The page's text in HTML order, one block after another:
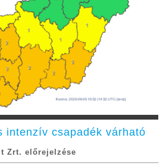
intenzív csapadék várható
Zrt. előrejelzése